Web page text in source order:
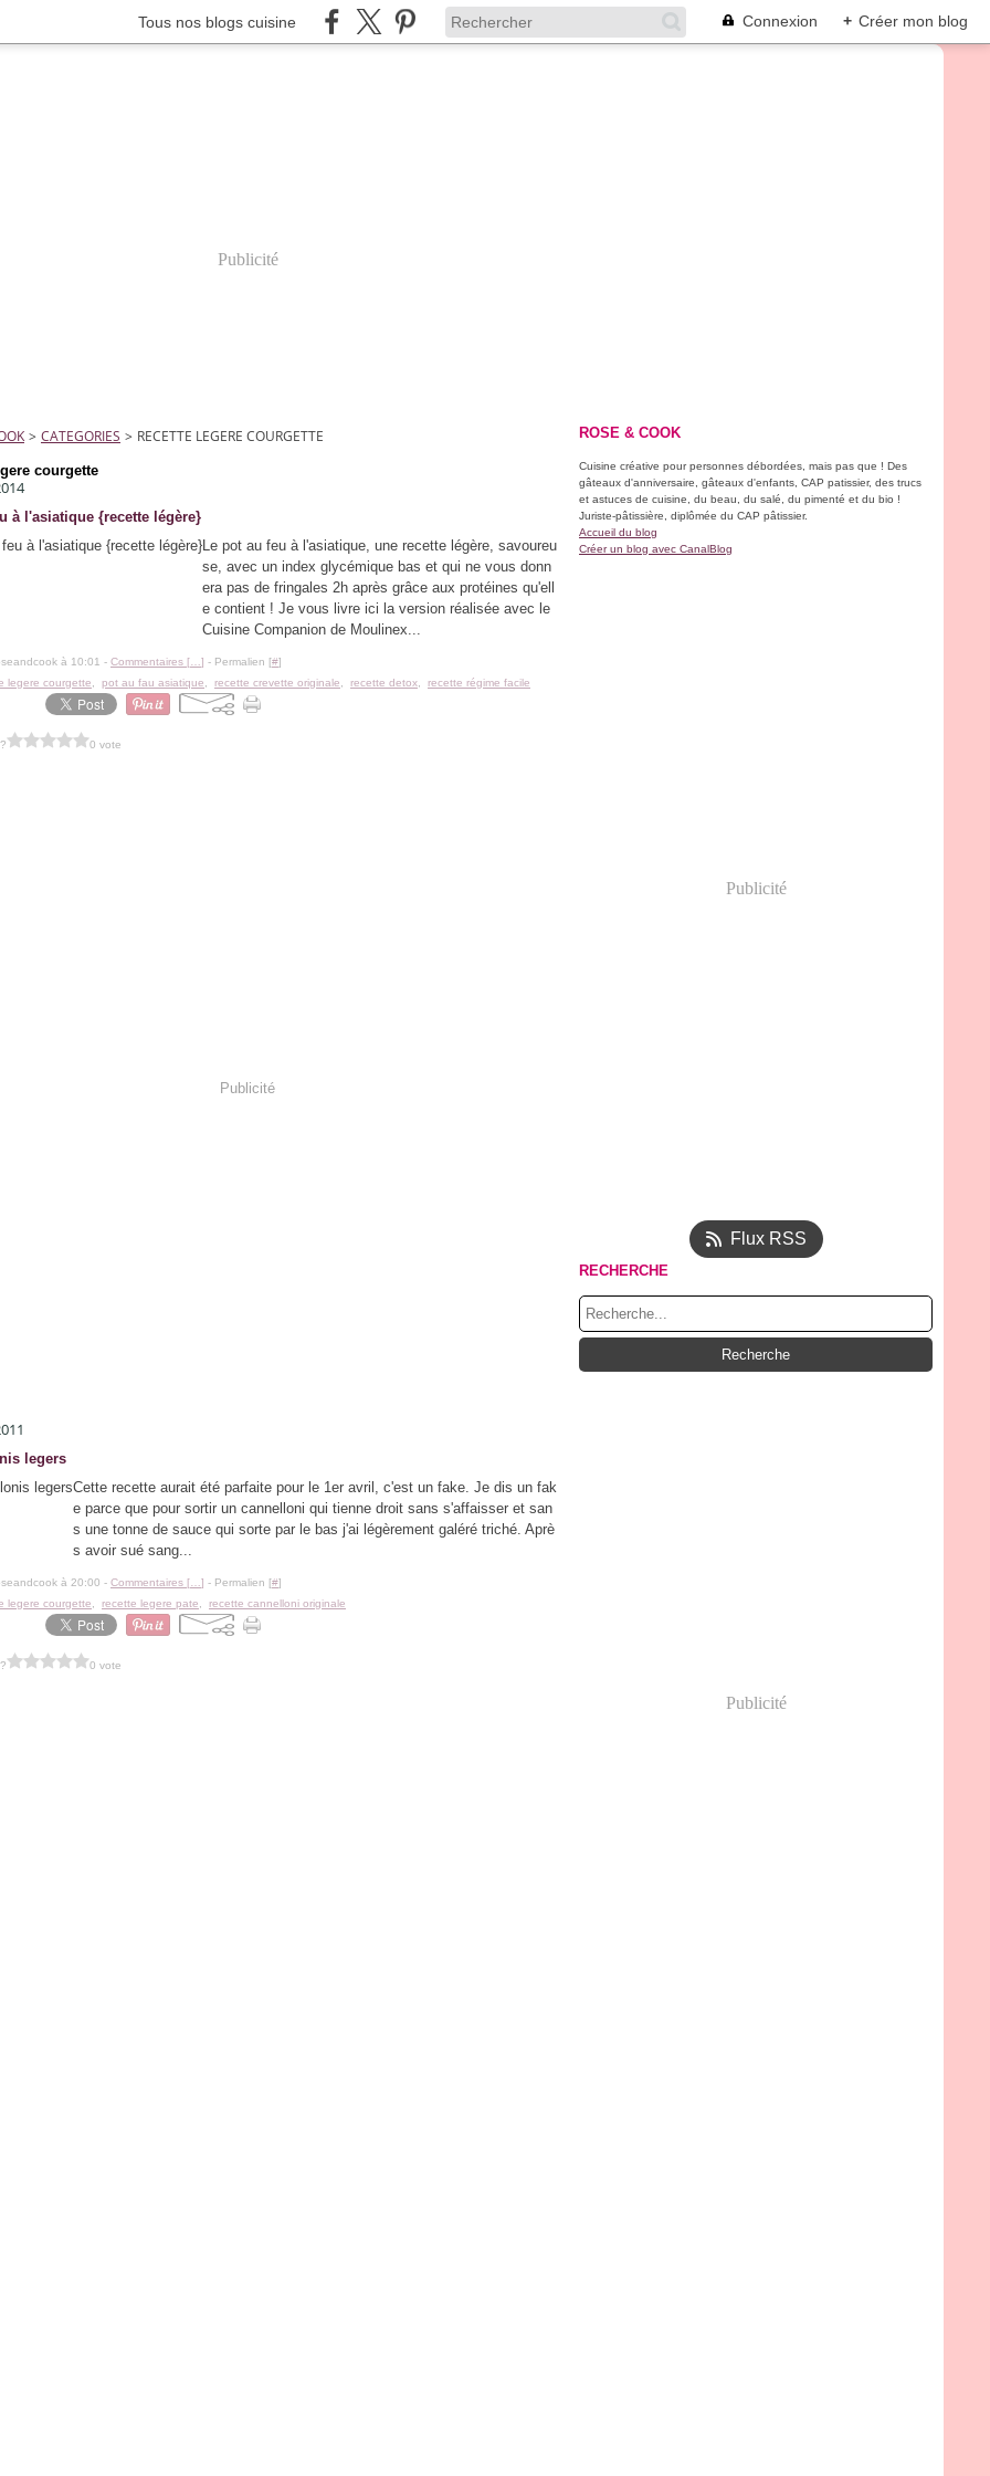
Tous nos blogs cuisine Connexion + Créer mon blog
Publicité
> CATEGORIES > RECETTE LEGERE COURGETTE
courgette
à l'asiatique {recette légère}
Le pot au feu à l'asiatique, une recette légère, savoureu
se, avec un index glycémique bas et qui ne vous donn
era pas de fringales 2h après grâce aux protéines qu'ell
e contient ! Je vous livre ici la version réalisée avec le
Cuisine Companion de Moulinex...
à 10:01 - Commentaires [ ] - Permalien [#]
legere courgette pot au fau asiatique recette crevette originale recette detox recette régime facile
0 vote
Publicité
legers
Cette recette aurait été parfaite pour le 1er avril, c'est un fake. Je dis un fak
e parce que pour sortir un cannelloni qui tienne droit sans s'affaisser et san
s une tonne de sauce qui sorte par le bas j'ai légèrement galéré triché. Aprè
s avoir sué sang...
à 20:00 - Commentaires [ ] - Permalien [#]
legere courgette recette legere pate recette cannelloni originale
0 vote
ROSE & COOK
Cuisine créative pour personnes débordées, mais pas que ! Des
gâteaux d'anniversaire, gâteaux d'enfants, CAP patissier, des trucs
et astuces de cuisine, du beau, du salé, du pimenté et du bio !
Juriste-pâtissière, diplômée du CAP pâtissier.
Accueil du blog
Créer un blog avec CanalBlog
Publicité
Flux RSS
RECHERCHE
Publicité